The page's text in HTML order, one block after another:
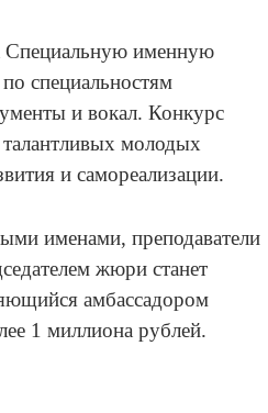
Специальную именную
специальностям
и вокал. Конкурс
молодых
и самореализации.
именами, преподаватели
жюри станет
амбассадором
1 миллиона рублей.